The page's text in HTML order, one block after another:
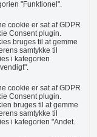
"Funktionel".
cookie er sat af GDPR
Consent plugin.
bruges til at gemme
samtykke til
i kategorien
cookie er sat af GDPR
Consent plugin.
bruges til at gemme
samtykke til
i kategorien "Andet.